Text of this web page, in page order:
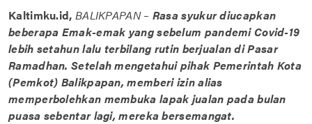
Kaltimku.id, BALIKPAPAN – Rasa syukur diucapkan
beberapa Emak-emak yang sebelum pandemi Covid-19
lebih setahun lalu terbilang rutin berjualan di Pasar
Ramadhan. Setelah mengetahui pihak Pemerintah Kota
(Pemkot) Balikpapan, memberi izin alias
memperbolehkan membuka lapak jualan pada bulan
puasa sebentar lagi, mereka bersemangat.